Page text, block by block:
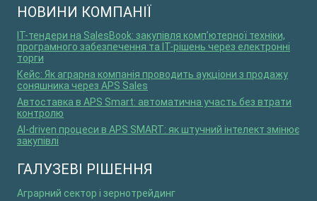
НОВИНИ КОМПАНІЇ
IT-тендери на SalesBook: закупівля комп’ютерної техніки,
програмного забезпечення та ІТ-рішень через електронні
торги
Кейс: Як аграрна компанія проводить аукціони з продажу
соняшника через APS Sales
Автоставка в APS Smart: автоматична участь без втрати
контролю
AI-driven процеси в APS SMART: як штучний інтелект змінює
закупівлі
ГАЛУЗЕВІ РІШЕННЯ
Аграрний сектор і зернотрейдинг